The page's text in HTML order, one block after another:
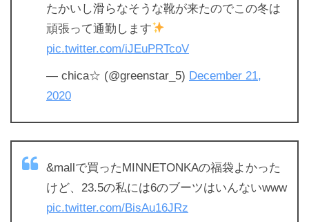
たかいし滑らなそうな靴が来たのでこの冬は
頑張って通勤します
pic.twitter.com/iJEuPRTcoV
— chica☆ (@greenstar_5) December 21,
2020
&mallで買ったMINNETONKAの福袋よかった
けど、23.5の私には6のブーツはいんないwww
pic.twitter.com/BisAu16JRz